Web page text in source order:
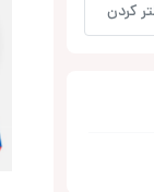
کردن